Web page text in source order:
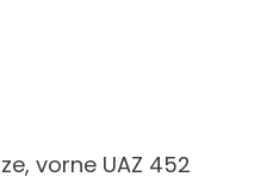
vorne UAZ 452